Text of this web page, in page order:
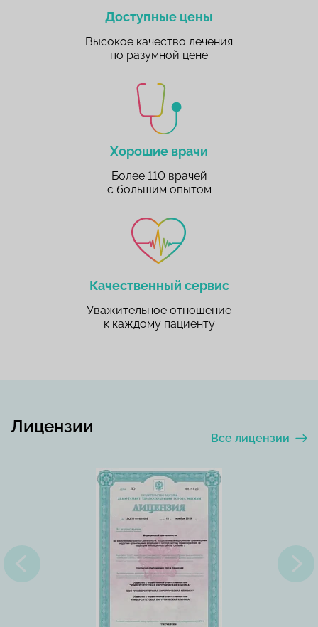
Доступные цены
Высокое качество лечения
по разумной цене
Хорошие врачи
Более 110 врачей
с большим опытом
Качественный сервис
Уважительное отношение
к каждому пациенту
Лицензии
Все лицензии